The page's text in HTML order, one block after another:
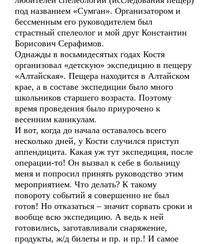
под названием «Сумган». Организатором и
бессменным его руководителем был
страстный спелеолог и мой друг Константин
Борисович Серафимов.
Однажды в восьмидесятых годах Костя
организовал «детскую» экспедицию в пещеру
«Алтайская». Пещера находится в Алтайском
крае, а в составе экспедиции было много
школьников старшего возраста. Поэтому
время проведения было приурочено к
весенним каникулам.
И вот, когда до начала оставалось всего
несколько дней, у Кости случился приступ
аппендицита. Какая уж тут экспедиция, после
операции-то! Он вызвал к себе в больницу
меня и попросил принять руководство этим
мероприятием. Что делать? К такому
повороту событий я совершенно не был
готов! Но отказаться – значит сорвать сроки и
вообще всю экспедицию. А ведь к ней
готовились, заготавливали снаряжение,
продукты, ж/д билеты и пр. и пр.! И самое